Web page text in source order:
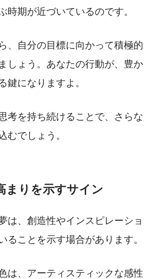
時期が近づいているのです。
、自分の目標に向かって積極的
しょう。あなたの行動が、豊か
鍵になりますよ。
考を持ち続けることで、さらな
むでしょう。
まりを示すサイン
は、創造性やインスピレーショ
ることを示す場合があります。
は、アーティスティックな感性